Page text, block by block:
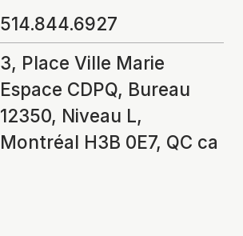
514.844.6927
3, Place Ville Marie
Espace CDPQ, Bureau
12350, Niveau L,
Montréal H3B 0E7, QC ca